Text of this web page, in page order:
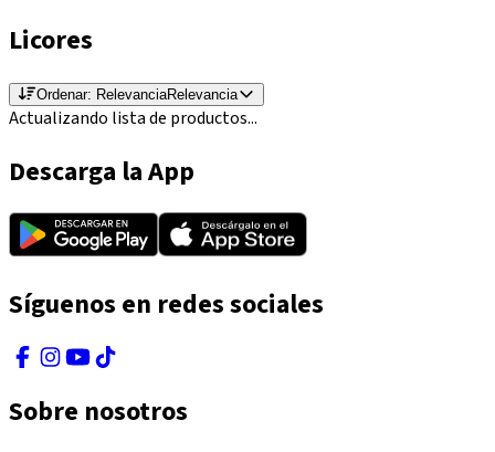
Licores
Ordenar: RelevanciaRelevancia
Actualizando lista de productos...
Descarga la App
Síguenos en redes sociales
Sobre nosotros